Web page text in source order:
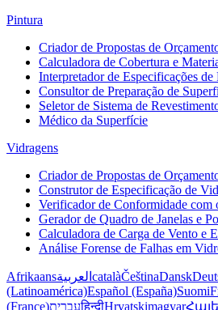
Pintura
Criador de Propostas de
Calculadora de Cobertura e
Interpretador de Especificações de
Consultor de Preparação de
Seletor de Sistema de
Médico da Superfície
Vidragens
Criador de Propostas de
Construtor de Especificação de
Verificador de Conformidade com
Gerador de Quadro de Janelas e
Calculadora de Carga de Vento e
Análise Forense de Falhas em
Afrikaansالعربية catalàČeštinaDansk
(Latinoamérica)Español (España)Suomi
(France)עבריתहिन्दीHrvatskimagyar